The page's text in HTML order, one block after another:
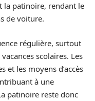
la patinoire, rendant le
de voiture.
régulière, surtout
scolaires. Les
et les moyens d’accès
à une
patinoire reste donc